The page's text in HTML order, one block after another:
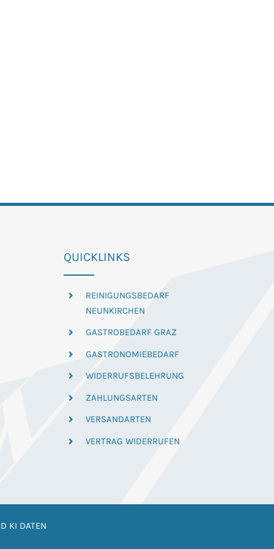
QUICKLINKS
REINIGUNGSBEDARF
NEUNKIRCHEN
GASTROBEDARF GRAZ
GASTRONOMIEBEDARF
WIDERRUFSBELEHRUNG
ZAHLUNGSARTEN
VERSANDARTEN
VERTRAG WIDERRUFEN
KI DATEN